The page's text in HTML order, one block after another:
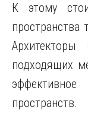
К этому
пространства
Архитекторы
подходящих
пространств.